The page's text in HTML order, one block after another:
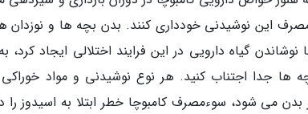
این نوشیدنی خودداری کنند. بدن بچه ها و نوزدان
نوشاندن گیاه دارویی در این فرایند اختلالی ایجاد
ها جدا اجتناب کنید. هر نوع نوشیدنی و مواد
می شود، سوءمصرف کامبوچا خطر ابتلا به اسیدوز را